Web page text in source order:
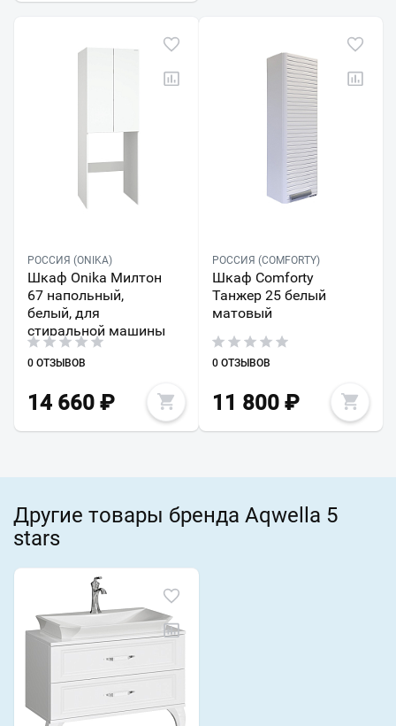
РОССИЯ (ONIKA)
Шкаф Onika Милтон
67 напольный,
белый, для
стиральной машины
0 ОТЗЫВОВ
14 660 ₽
РОССИЯ (COMFORTY)
Шкаф Comforty
Танжер 25 белый
матовый
0 ОТЗЫВОВ
11 800₽
Другие товары бренда Aqwella 5
stars